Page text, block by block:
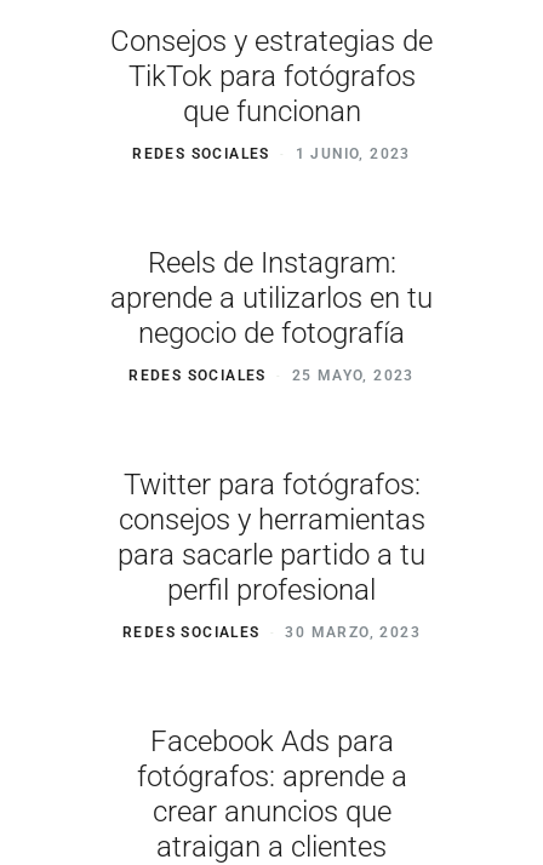
Consejos y estrategias de
TikTok para fotógrafos
que funcionan
REDES SOCIALES 1 JUNIO, 2023
Reels de Instagram:
aprende a utilizarlos en tu
negocio de fotografía
REDES SOCIALES 25 MAYO, 2023
Twitter para fotógrafos:
consejos y herramientas
para sacarle partido a tu
perfil profesional
REDES SOCIALES 30 MARZO, 2023
Facebook Ads para
fotógrafos: aprende a
crear anuncios que
atraigan a clientes